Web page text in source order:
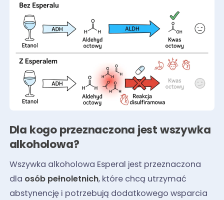
Dla kogo przeznaczona jest wszywka
alkoholowa?
Wszywka alkoholowa Esperal jest przeznaczona
dla osób pełnoletnich, które chcą utrzymać
abstynencję i potrzebują dodatkowego wsparcia